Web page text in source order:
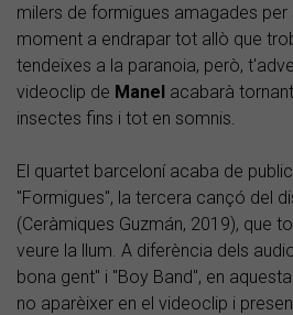
milers de formigues amagades per
moment a endrapar tot allò que
tendeixes a la paranoia, però,
videoclip de Manel acabarà
insectes fins i tot en somnis.
El quartet barceloní acaba de
"Formigues", la tercera cançó del
(Ceràmiques Guzmán, 2019), que
veure la llum. A diferència dels
bona gent" i "Boy Band", en
no aparèixer en el videoclip i